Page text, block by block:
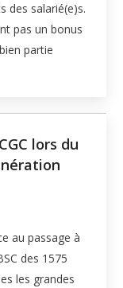
des salarié(e)s.
pas un bonus
partie
lors du
au passage à
des 1575
les grandes